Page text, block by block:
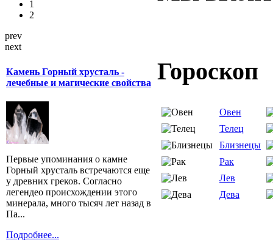
1
2
prev
next
Камень Горный хрусталь -
лечебные и магические свойства
Первые упоминания о камне
Горный хрусталь встречаются еще
у древних греков. Согласно
легендео происхождении этого
минерала, много тысяч лет назад в
Па...
Подробнее...
Гороскоп
Овен
Телец
Близнецы
Рак
Лев
Дева